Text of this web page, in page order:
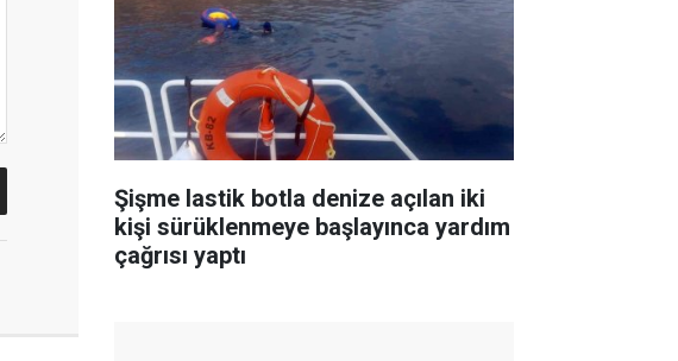
Şişme lastik botla denize açılan iki
kişi sürüklenmeye başlayınca yardım
çağrısı yaptı